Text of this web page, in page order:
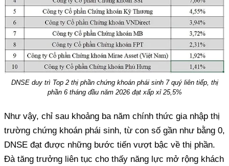
DNSE duy trì Top 2 thị phần chứng khoán phái sinh 7 quý liên tiếp, thị
phần 6 tháng đầu năm 2026 đạt xấp xỉ 25,5%
Như vậy, chỉ sau khoảng ba năm chính thức gia nhập thị
trường chứng khoán phái sinh, từ con số gần như bằng 0,
DNSE đạt được những bước tiến vượt bậc về thị phần.
Đà tăng trưởng liên tục cho thấy năng lực mở rộng khách